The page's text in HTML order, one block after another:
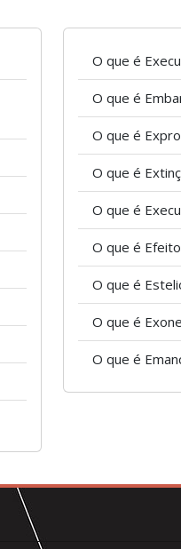
O que é
O que é
O que é
O que é
O que é
O que é
O que é
O que é
O que é